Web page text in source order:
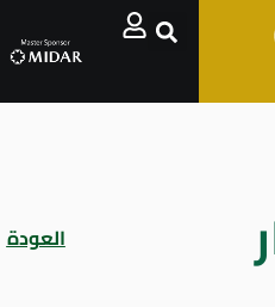
العودة